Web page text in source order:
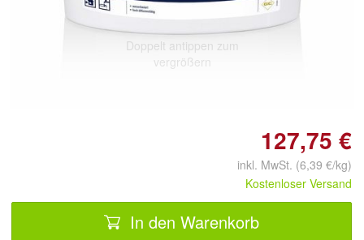
Doppelt antippen zum
vergrößern
127,75 €
inkl. MwSt. (6,39 €/kg)
Kostenloser Versand
In den Warenkorb